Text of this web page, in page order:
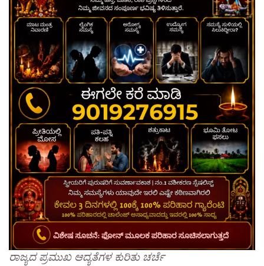
​ರಾಜ್ಯದ ಪ್ರಮುಖ ಆದ್ಯತೆಗಳ ಕುರಿತು ಚರ್ಚೆ